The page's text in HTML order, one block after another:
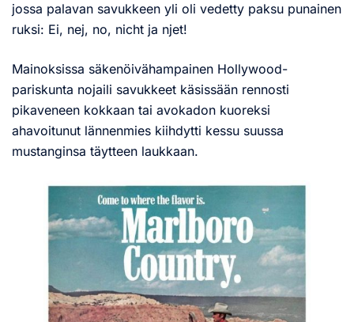
jossa palavan savukkeen yli oli vedetty paksu punainen
ruksi: Ei, nej, no, nicht ja njet!
Mainoksissa säkenöivähampainen Hollywood-
pariskunta nojaili savukkeet käsissään rennosti
pikaveneen kokkaan tai avokadon kuoreksi
ahavoitunut lännenmies kiihdytti kessu suussa
mustanginsa täytteen laukkaan.